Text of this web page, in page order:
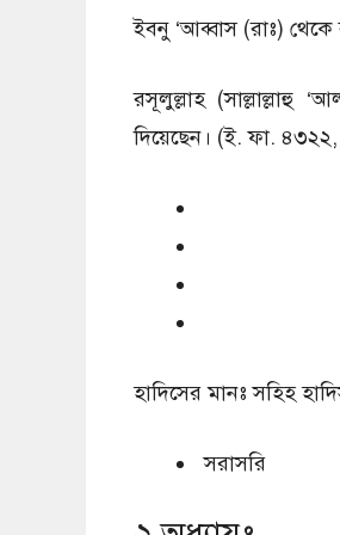
ইবনু ‘আব্বাস (রাঃ) থেকে
রসূলুল্লাহ (সাল্লাল্লাহু
দিয়েছেন। (ই. ফা.
হাদিসের মানঃসহিহ
সরাসরি